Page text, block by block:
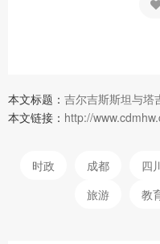
本文标题： 吉尔吉斯斯坦与塔
本文链接： http://
时政 成都 四
旅游
教